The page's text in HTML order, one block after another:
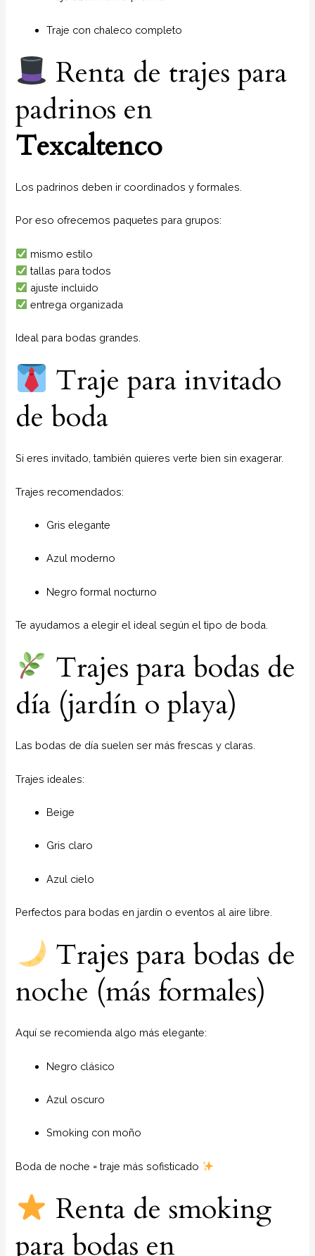
Traje con chaleco completo
Renta de trajes para
padrinos en
Texcaltenco
Los padrinos deben ir coordinados y formales.
Por eso ofrecemos paquetes para grupos:
mismo estilo
tallas para todos
ajuste incluido
entrega organizada
Ideal para bodas grandes.
Traje para invitado
de boda
Si eres invitado, también quieres verte bien sin exagerar.
Trajes recomendados:
Gris elegante
Azul moderno
Negro formal nocturno
Te ayudamos a elegir el ideal según el tipo de boda.
Trajes para bodas de
día (jardín o playa)
Las bodas de día suelen ser más frescas y claras.
Trajes ideales:
Beige
Gris claro
Azul cielo
Perfectos para bodas en jardín o eventos al aire libre.
Trajes para bodas de
noche (más formales)
Aquí se recomienda algo más elegante:
Negro clásico
Azul oscuro
Smoking con moño
Boda de noche = traje más sofisticado
Renta de smoking
para bodas en